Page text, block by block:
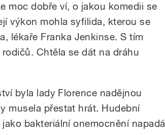
moc dobře ví, o jakou komedii se
výkon mohla syfilida, kterou se
lékaře Franka Jenkinse. S tím
Chtěla se dát na dráhu
byla lady Florence nadějnou
musela přestat hrát. Hudební
bakteriální onemocnění napadá